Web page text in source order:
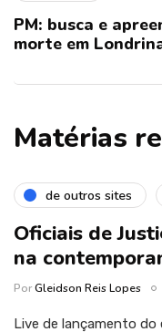
PM: busca e
morte em
Matérias
de outros sites
Oficiais de
na
PorGleidson Reis Lopes
Live de lançamento